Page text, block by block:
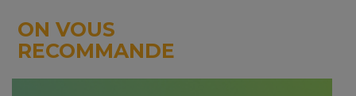
ON VOUS
RECOMMANDE